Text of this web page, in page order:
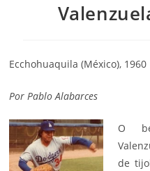
Ecchohuaquila (México), 1960
PorPablo Alabarces
O
de